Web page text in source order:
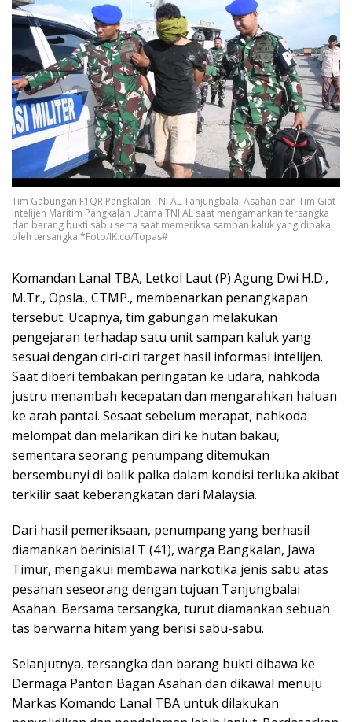
Tim Gabungan F1QR Pangkalan TNI AL Tanjungbalai Asahan dan Tim Giat
Intelijen Maritim Pangkalan Utama TNI AL saat mengamankan tersangka
dan barang bukti sabu serta saat memeriksa sampan kaluk yang dipakai
oleh tersangka.*Foto/IK.co/Topas#
Komandan Lanal TBA, Letkol Laut (P) Agung Dwi H.D.,
M.Tr., Opsla., CTMP., membenarkan penangkapan
tersebut. Ucapnya, tim gabungan melakukan
pengejaran terhadap satu unit sampan kaluk yang
sesuai dengan ciri-ciri target hasil informasi intelijen.
Saat diberi tembakan peringatan ke udara, nahkoda
justru menambah kecepatan dan mengarahkan haluan
ke arah pantai. Sesaat sebelum merapat, nahkoda
melompat dan melarikan diri ke hutan bakau,
sementara seorang penumpang ditemukan
bersembunyi di balik palka dalam kondisi terluka akibat
terkilir saat keberangkatan dari Malaysia.
Dari hasil pemeriksaan, penumpang yang berhasil
diamankan berinisial T (41), warga Bangkalan, Jawa
Timur, mengakui membawa narkotika jenis sabu atas
pesanan seseorang dengan tujuan Tanjungbalai
Asahan. Bersama tersangka, turut diamankan sebuah
tas berwarna hitam yang berisi sabu-sabu.
Selanjutnya, tersangka dan barang bukti dibawa ke
Dermaga Panton Bagan Asahan dan dikawal menuju
Markas Komando Lanal TBA untuk dilakukan